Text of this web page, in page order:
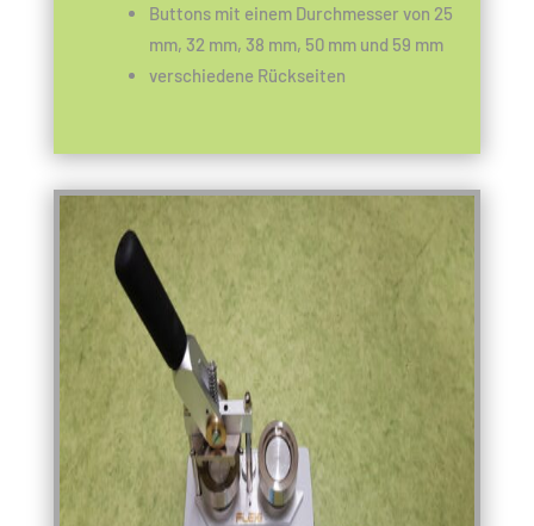
Buttons mit einem Durchmesser von 25
mm, 32 mm, 38 mm, 50 mm und 59 mm
verschiedene Rückseiten